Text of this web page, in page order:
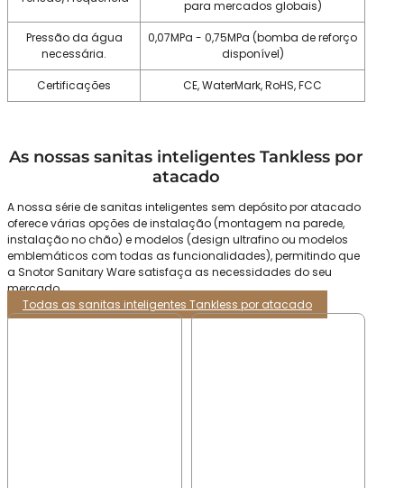
para mercados globais)
Pressão da água
necessária.
0,07MPa - 0,75MPa (bomba de reforço
disponível)
Certificações CE, WaterMark, RoHS, FCC
As nossas sanitas inteligentes Tankless por
atacado
A nossa série de sanitas inteligentes sem depósito por atacado
oferece várias opções de instalação (montagem na parede,
instalação no chão) e modelos (design ultrafino ou modelos
emblemáticos com todas as funcionalidades), permitindo que
a Snotor Sanitary Ware satisfaça as necessidades do seu
mercado.
Todas as sanitas inteligentes Tankless por atacado